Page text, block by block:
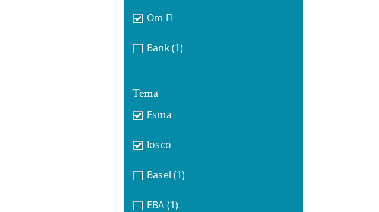
Om FI
Bank (1)
Tema
Esma
Iosco
Basel (1)
EBA (1)